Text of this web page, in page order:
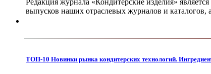
Редакция журнала «Кондитерские изделия»
выпусков наших отраслевых журналов и
ТОП-10 Новинки рынка кондитерских технологий.